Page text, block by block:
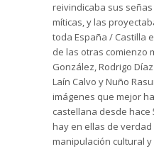
reivindicaba sus
míticas, y las
toda España / Castilla
de las otras comienzo
González, Rodrigo
Laín Calvo y Nuño
imágenes que mejor
castellana desde hace
hay en ellas de
manipulación cultural y